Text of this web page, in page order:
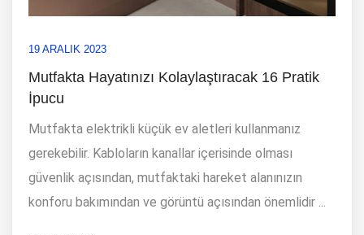
19 ARALIK 2023
Mutfakta Hayatınızı Kolaylaştıracak 16 Pratik
İpucu
Mutfakta elektrikli küçük ev aletleri kullanmanız
gerekebilir. Kabloların kanallar içerisinde olması
güvenlik açısından, mutfaktaki hareket alanınızın
konforu bakımından ve görüntü açısından önemlidir ...